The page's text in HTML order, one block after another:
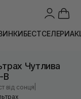
БЕСТСЕЛЕРИ
Чутлива
B
від сонця